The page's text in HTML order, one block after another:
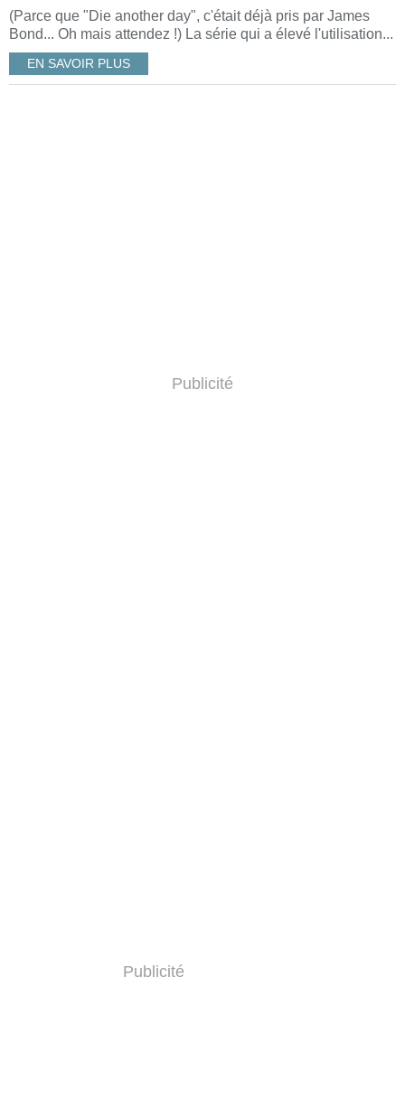
(Parce que "Die another day", c'était déjà pris par James
Bond... Oh mais attendez !) La série qui a élevé l'utilisation...
EN SAVOIR PLUS
Publicité
Publicité